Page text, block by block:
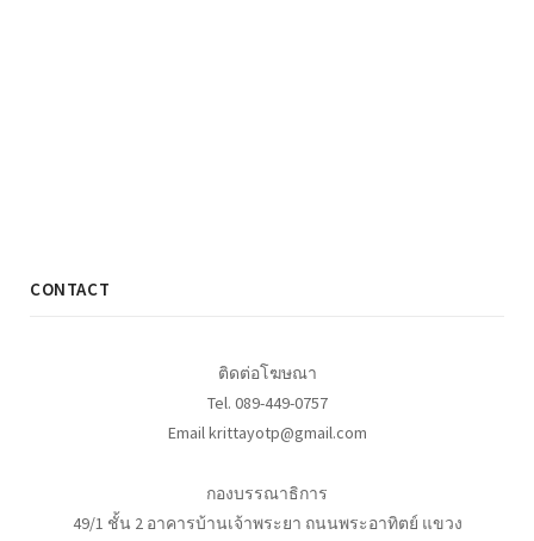
CONTACT
ติดต่อโฆษณา
Tel. 089-449-0757
Email krittayotp@gmail.com
กองบรรณาธิการ
49/1 ชั้น 2 อาคารบ้านเจ้าพระยา ถนนพระอาทิตย์ แขวง